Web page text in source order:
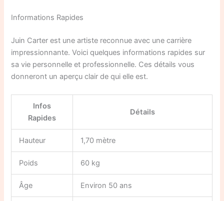
Informations Rapides
Juin Carter est une artiste reconnue avec une carrière
impressionnante. Voici quelques informations rapides sur
sa vie personnelle et professionnelle. Ces détails vous
donneront un aperçu clair de qui elle est.
Infos
Rapides
Détails
Hauteur 1,70 mètre
Poids 60 kg
Âge Environ 50 ans